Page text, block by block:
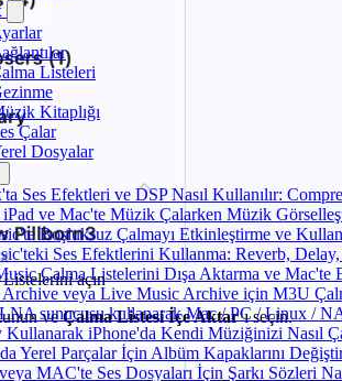
Listeleri
Kitaplığı
Çalar
Dosyalar
Ses Efektleri ve DSP Nasıl Kullanılır:
ve Mac'te Müzik Çalarken Müzik
Boşluksuz Çalmayı Etkinleştirme ve
Ses Efektlerini Kullanma: Reverb,
Çalma Listelerini Dışa Aktarma ve Mac'te
Archive veya Live Music Archive için M3U
sunucusu kullanarak Mac / PC / Linux /
Kullanarak iPhone'da Kendi Müziğinizi Nasıl
Yerel Parçalar İçin Albüm Kapaklarını
MAC'te Ses Dosyaları İçin Şarkı Sözleri
açın
veÇalma Listesi İçe Aktar‘ı seçin.